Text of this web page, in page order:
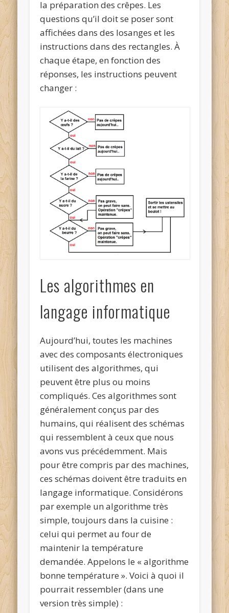
la préparation des crêpes. Les
questions qu’il doit se poser sont
affichées dans des losanges et les
instructions dans des rectangles. À
chaque étape, en fonction des
réponses, les instructions peuvent
changer :
Les algorithmes en
langage informatique
Aujourd’hui, toutes les machines
avec des composants électroniques
utilisent des algorithmes, qui
peuvent être plus ou moins
compliqués. Ces algorithmes sont
généralement conçus par des
humains, qui réalisent des schémas
qui ressemblent à ceux que nous
avons vus précédemment. Mais
pour être compris par des machines,
ces schémas doivent être traduits en
langage informatique. Considérons
par exemple un algorithme très
simple, toujours dans la cuisine :
celui qui permet au four de
maintenir la température
demandée. Appelons le « algorithme
bonne température ». Voici à quoi il
pourrait ressembler (dans une
version très simple) :